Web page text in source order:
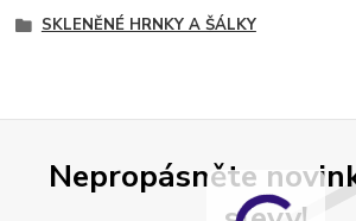
SKLENĚNÉ HRNKY A ŠÁLKY
Nepropásněte